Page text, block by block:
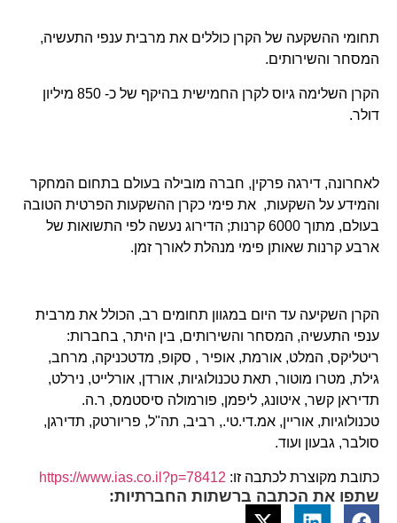
תחומי ההשקעה של הקרן כוללים את מרבית ענפי התעשיה,
המסחר והשירותים.
הקרן השלימה גיוס לקרן החמישית בהיקף של כ- 850 מיליון
דולר.
לאחרונה, דירגה פרקין, חברה מובילה בעולם בתחום המחקר
והמידע על השקעות, את פימי כקרן ההשקעות הפרטית הטובה
בעולם, מתוך 6000 קרנות; הדירוג נעשה לפי התשואות של
ארבע קרנות שאותן פימי מנהלת לאורך זמן.
הקרן השקיעה עד היום במגוון תחומים רב, הכולל את מרבית
ענפי התעשיה, המסחר והשירותים, בין היתר, בחברות:
ריטליקס, המלט, אורמת, אופיר , סקופ, מדטכניקה, מרחב,
גילת, מטרו מוטור, תאת טכנולוגיות, אורדן, אורלייט, נירלט,
תדיראן קשר, איטונג, ליפמן, פורמולה סיסטמס, ר.ה.
טכנולוגיות, אוריין, אמ.די.טי., רביב, תה"ל, פריורטק, תדירגן,
סולבר, גבעון ועוד.
כתובת מקוצרת לכתבה זו: https://www.ias.co.il?p=78412
שתפו את הכתבה ברשתות החברתיות: